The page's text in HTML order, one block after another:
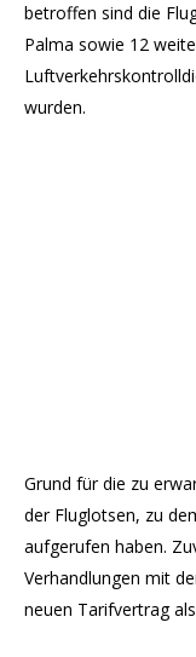
betroffen sind die
Palma sowie 12
wurden.
Grund für die zu
der Fluglotsen, zu
aufgerufen haben.
Verhandlungen mit
neuen Tarifvertrag